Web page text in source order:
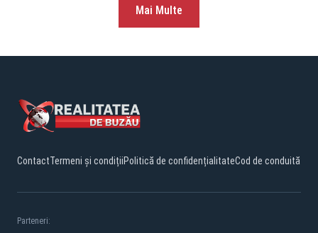
Mai Multe
ContactTermeni și condițiiPolitică de confidențialitateCod de conduită
Parteneri: